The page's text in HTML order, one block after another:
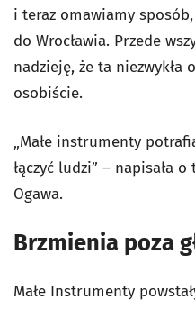
i teraz omawiamy
do Wrocławia. Przede
nadzieję, że ta niezwykła
osobiście.
„Małe instrumenty
łączyć ludzi” – napisała
Ogawa.
Brzmienia poza
Małe Instrumenty